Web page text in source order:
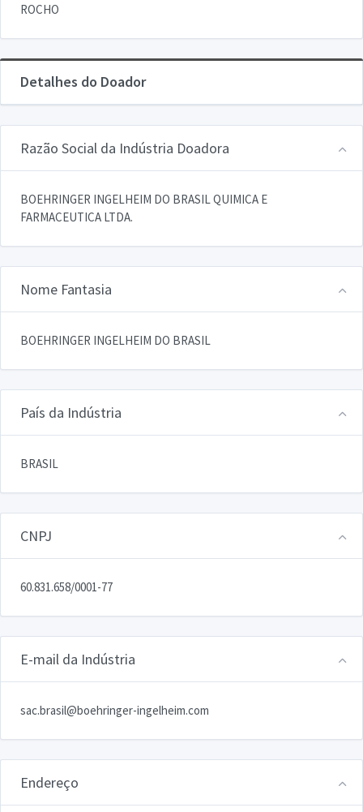
ROCHO
Detalhes do Doador
Razão Social da Indústria Doadora
BOEHRINGER INGELHEIM DO BRASIL QUIMICA E
FARMACEUTICA LTDA.
Nome Fantasia
BOEHRINGER INGELHEIM DO BRASIL
País da Indústria
BRASIL
CNPJ
60.831.658/0001-77
E-mail da Indústria
sac.brasil@boehringer-ingelheim.com
Endereço